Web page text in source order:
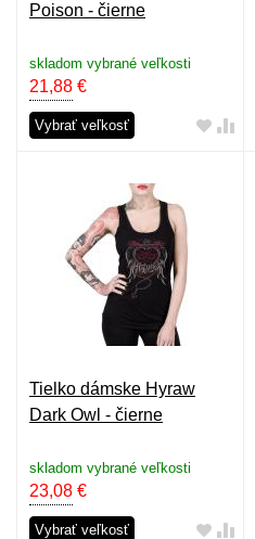
Poison - čierne
skladom vybrané veľkosti
21,88 €
Vybrať veľkosť
Tielko dámske Hyraw
Dark Owl - čierne
skladom vybrané veľkosti
23,08 €
Vybrať veľkosť